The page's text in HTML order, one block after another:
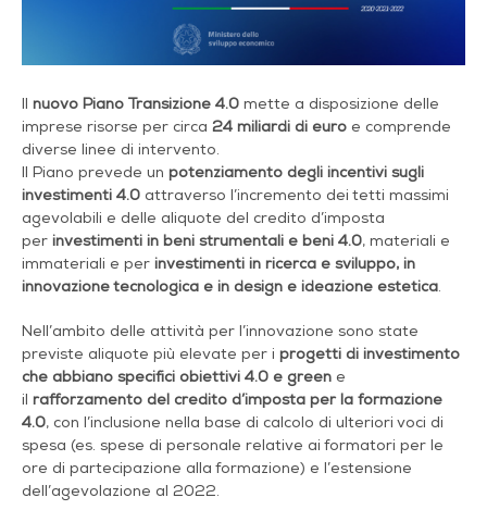
Il nuovo Piano Transizione 4.0 mette a disposizione delle
imprese risorse per circa 24 miliardi di euro e comprende
diverse linee di intervento.
Il Piano prevede un potenziamento degli incentivi sugli
investimenti 4.0 attraverso l’incremento dei tetti massimi
agevolabili e delle aliquote del credito d’imposta
per investimenti in beni strumentali e beni 4.0, materiali e
immateriali e per investimenti in ricerca e sviluppo, in
innovazione tecnologica e in design e ideazione estetica.
Nell’ambito delle attività per l’innovazione sono state
previste aliquote più elevate per i progetti di investimento
che abbiano specifici obiettivi 4.0 e green e
il rafforzamento del credito d’imposta per la formazione
4.0, con l’inclusione nella base di calcolo di ulteriori voci di
spesa (es. spese di personale relative ai formatori per le
ore di partecipazione alla formazione) e l’estensione
dell’agevolazione al 2022.